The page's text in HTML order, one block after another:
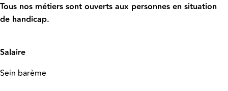
Tous nos métiers sont ouverts aux personnes en situation
de handicap.
Salaire
Sein barème